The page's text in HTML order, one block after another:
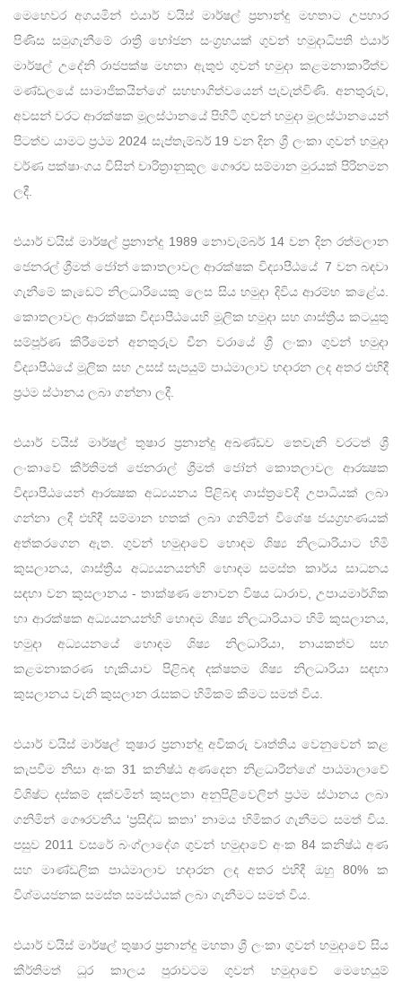
මෙහෙවර අගයමින් එයාර් වයිස් මාර්ෂල් ප්‍රනාන්දු මහතාට උපහාර
පිණිස සමුගැනීමේ රාත්‍රී භෝජන සංග්‍රහයක් ගුවන් හමුදාධිපති එයාර්
මාර්ෂල් උදේනි රාජපක්ෂ මහතා ඇතුළු ගුවන් හමුදා කළමනාකාරීත්ව
මණ්ඩලයේ සාමාජිකයින්ගේ සහභාගිත්වයෙන් පැවැත්විණි. අනතුරුව,
අවසන් වරට ආරක්ෂක මූලස්ථානයේ පිහිටි ගුවන් හමුදා මූලස්ථානයෙන්
පිටත්ව යාමට ප්‍රථම 2024 සැප්තැම්බර් 19 වන දින ශ්‍රී ලංකා ගුවන් හමුදා
වර්ණ පක්ෂාංගය විසින් චාරිත්‍රානුකූල ගෞරව සම්මාන මුරයක් පිරිනමන
ලදී.
එයාර් වයිස් මාර්ෂල් ප්‍රනාන්දු 1989 නොවැම්බර් 14 වන දින රත්මලාන
ජෙනරල් ශ්‍රීමත් ජෝන් කොතලාවල ආරක්ෂක විද්‍යාපීඨයේ 7 වන බඳවා
ගැනීමේ කැඩෙට් නිලධාරියෙකු ලෙස සිය හමුදා දිවිය ආරම්භ කළේය.
කොතලාවල ආරක්ෂක විද්‍යාපීඨයෙහි මූලික හමුදා සහ ශාස්ත්‍රීය කටයුතු
සම්පූර්ණ කිරීමෙන් අනතුරුව චීන වරායේ ශ්‍රී ලංකා ගුවන් හමුදා
විද්‍යාපීඨයේ මූලික සහ උසස් සැපයුම් පාඨමාලාව හදාරන ලද අතර එහිදී
ප්‍රථම ස්ථානය ලබා ගන්නා ලදී.
එයාර් වයිස් මාර්ෂල් තුෂාර ප්‍රනාන්දු අඛණ්ඩව තෙවැනි වරටත් ශ්‍රී
ලංකාවේ කීර්තිමත් ජෙනරාල් ශ්‍රීමත් ජෝන් කොතලාවල ආරක්‍ෂක
විද්‍යාපීඨයෙන් ආරක්‍ෂක අධ්‍යයනය පිළිබඳ ශාස්ත්‍රවේදී උපාධියක් ලබා
ගන්නා ලදී එහිදී සම්මාන හතක් ලබා ගනිමින් විශේෂ ජයග්‍රහණයක්
අත්කරගෙන ඇත. ගුවන් හමුදාවේ හොඳම ශිෂ්‍ය නිලධාරියාට හිමි
කුසලානය, ශාස්ත්‍රීය අධ්‍යයනයන්හි හොඳම සමස්ත කාර්ය සාධනය
සඳහා වන කුසලානය - තාක්ෂණ නොවන විෂය ධාරාව, ​​උපායමාර්ගික
හා ආරක්ෂක අධ්‍යයනයන්හි හොඳම ශිෂ්‍ය නිලධාරියාට හිමි කුසලානය,
හමුදා අධ්‍යයනයේ හොඳම ශිෂ්‍ය නිලධාරියා, නායකත්ව සහ
කළමනාකරණ හැකියාව පිළිබඳ දක්ෂතම ශිෂ්‍ය නිලධාරියා සඳහා
කුසලානය වැනි කුසලාන රැසකට හිමිකම් කීමට සමත් විය.
එයාර් වයිස් මාර්ෂල් තුෂාර ප්‍රනාන්දු අවිකරු වෘත්තිය වෙනුවෙන් කළ
කැපවීම නිසා අංක 31 කනිෂ්ඨ අණදෙන නිළධාරීන්ගේ පාඨමාලාවේ
විශිෂ්ට දස්කම් දක්වමින් කුසලතා අනුපිළිවෙලින් ප්‍රථම ස්ථානය ලබා
ගනිමින් ගෞරවනීය ‘ප්‍රසිද්ධ කතා’ නාමය හිමිකර ගැනීමට සමත් විය.
පසුව 2011 වසරේ බංග්ලාදේශ ගුවන් හමුදාවේ අංක 84 කනිෂ්ඨ අණ
සහ මාණ්ඩලික පාඨමාලාව හදාරන ලද අතර එහිදී ඔහු 80% ක
විශ්මයජනක සමස්ත සමස්ථයක් ලබා ගැනීමට සමත් විය.
එයාර් වයිස් මාර්ෂල් තුෂාර ප්‍රනාන්දු මහතා ශ්‍රී ලංකා ගුවන් හමුදාවේ සිය
කීර්තිමත් ධූර කාලය පුරාවටම ගුවන් හමුදාවේ මෙහෙයුම්